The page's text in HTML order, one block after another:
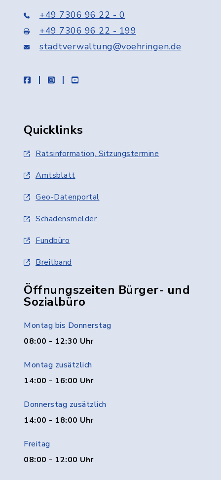
+49 7306 96 22 - 0
+49 7306 96 22 - 199
stadtverwaltung@voehringen.de
facebookinstagramyoutube
Quicklinks
Ratsinformation, Sitzungstermine
Amtsblatt
Geo-Datenportal
Schadensmelder
Fundbüro
Breitband
Öffnungszeiten Bürger- und
Sozialbüro
Montag bis Donnerstag
08:00 - 12:30 Uhr
Montag zusätzlich
14:00 - 16:00 Uhr
Donnerstag zusätzlich
14:00 - 18:00 Uhr
Freitag
08:00 - 12:00 Uhr